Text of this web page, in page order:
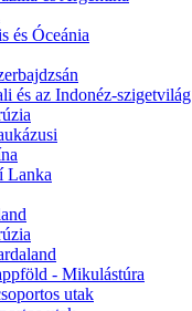
és Óceánia
és az Indonéz-szigetvilág
Lanka
- Mikulástúra
utak